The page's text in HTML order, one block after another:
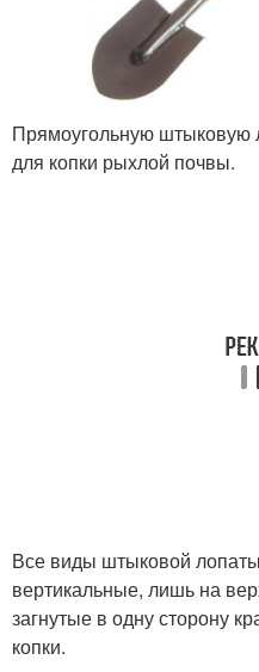
Прямоугольную штыковую
для копки рыхлой почвы.
Все виды штыковой
вертикальные, лишь на
загнутые в одну сторону
копки.